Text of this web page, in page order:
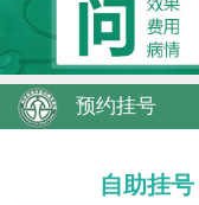
预约挂号
自助挂号